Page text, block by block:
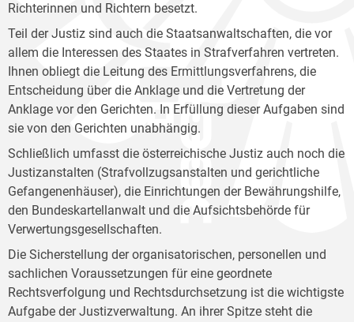
Richterinnen und Richtern besetzt.
Teil der Justiz sind auch die Staatsanwaltschaften, die vor
allem die Interessen des Staates in Strafverfahren vertreten.
Ihnen obliegt die Leitung des Ermittlungsverfahrens, die
Entscheidung über die Anklage und die Vertretung der
Anklage vor den Gerichten. In Erfüllung dieser Aufgaben sind
sie von den Gerichten unabhängig.
Schließlich umfasst die österreichische Justiz auch noch die
Justizanstalten (Strafvollzugsanstalten und gerichtliche
Gefangenenhäuser), die Einrichtungen der Bewährungshilfe,
den Bundeskartellanwalt und die Aufsichtsbehörde für
Verwertungsgesellschaften.
Die Sicherstellung der organisatorischen, personellen und
sachlichen Voraussetzungen für eine geordnete
Rechtsverfolgung und Rechtsdurchsetzung ist die wichtigste
Aufgabe der Justizverwaltung. An ihrer Spitze steht die